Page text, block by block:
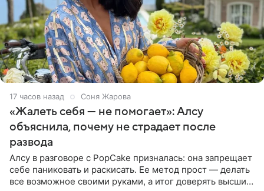
17 часов назад Соня Жарова
«Жалеть себя — не помогает»: Алсу
объяснила, почему не страдает после
развода
Алсу в разговоре с PopCake призналась: она запрещает
себе паниковать и раскисать. Ее метод прост — делать
все возможное своими руками, а итог доверять высшим